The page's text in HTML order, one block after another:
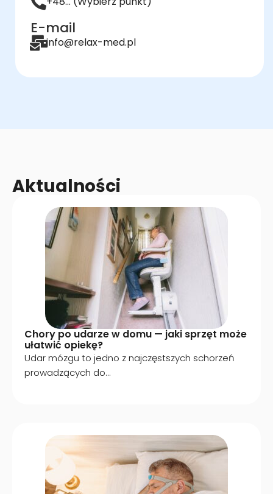
E-mail
info@relax-med.pl
Aktualności
Chory po udarze w domu — jaki sprzęt może
ułatwić opiekę?
Udar mózgu to jedno z najczęstszych schorzeń
prowadzących do...